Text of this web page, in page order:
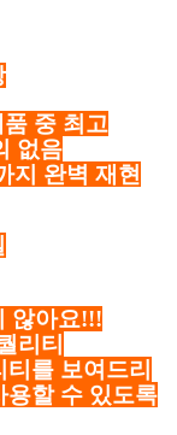
중 최고
없음
지 완벽 재현
않아요!!!
리티
를 보여드리
용할 수 있도록